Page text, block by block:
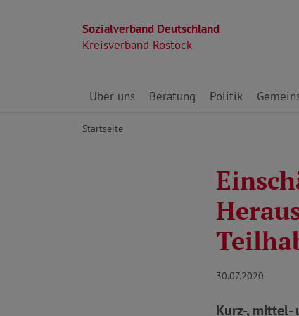
Sozialverband Deutschland
Kreisverband Rostock
Direkt zu den Inhalten springen
Über uns Beratung Politik
Startseite
30.07.2020
Kurz-, mittel-